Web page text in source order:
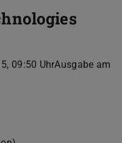
09:50 UhrAusgabe am